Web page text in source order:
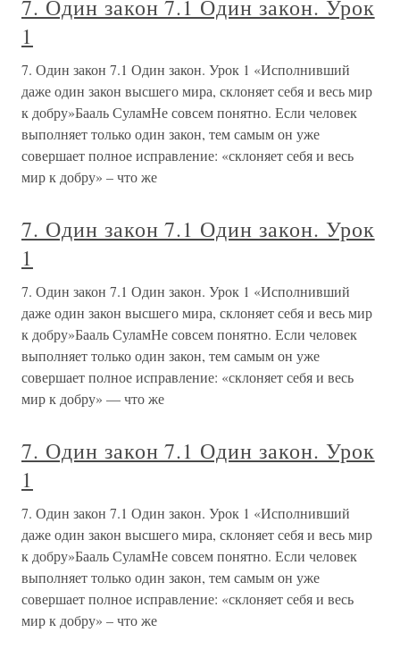
7. Один закон 7.1 Один закон. Урок
1
7. Один закон 7.1 Один закон. Урок 1 «Исполнивший
даже один закон высшего мира, склоняет себя и весь мир
к добру»Бааль СуламНе совсем понятно. Если человек
выполняет только один закон, тем самым он уже
совершает полное исправление: «склоняет себя и весь
мир к добру» – что же
7. Один закон 7.1 Один закон. Урок
1
7. Один закон 7.1 Один закон. Урок 1 «Исполнивший
даже один закон высшего мира, склоняет себя и весь мир
к добру»Бааль СуламНе совсем понятно. Если человек
выполняет только один закон, тем самым он уже
совершает полное исправление: «склоняет себя и весь
мир к добру» — что же
7. Один закон 7.1 Один закон. Урок
1
7. Один закон 7.1 Один закон. Урок 1 «Исполнивший
даже один закон высшего мира, склоняет себя и весь мир
к добру»Бааль СуламНе совсем понятно. Если человек
выполняет только один закон, тем самым он уже
совершает полное исправление: «склоняет себя и весь
мир к добру» – что же